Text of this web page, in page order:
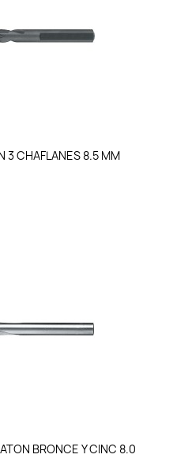
3 CHAFLANES 8.5 MM
BRONCE Y CINC 8.0